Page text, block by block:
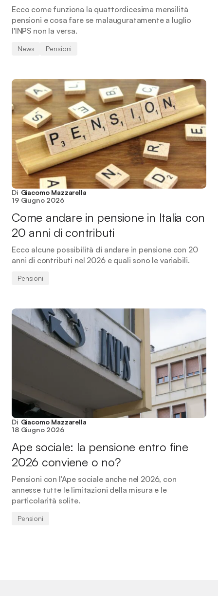
Ecco come funziona la quattordicesima mensilità
pensioni e cosa fare se malauguratamente a luglio
l'INPS non la versa.
News Pensioni
Di Giacomo Mazzarella
19 Giugno 2026
Come andare in pensione in Italia con
20 anni di contributi
Ecco alcune possibilità di andare in pensione con 20
anni di contributi nel 2026 e quali sono le variabili.
Pensioni
Di Giacomo Mazzarella
18 Giugno 2026
Ape sociale: la pensione entro fine
2026 conviene o no?
Pensioni con l'Ape sociale anche nel 2026, con
annesse tutte le limitazioni della misura e le
particolarità solite.
Pensioni